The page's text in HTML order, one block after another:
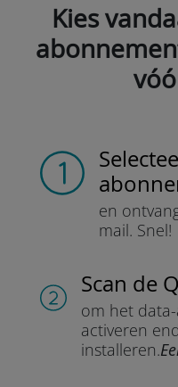
Kies
en
mail. Snel!
Scan de
om het
activeren en
installeren.